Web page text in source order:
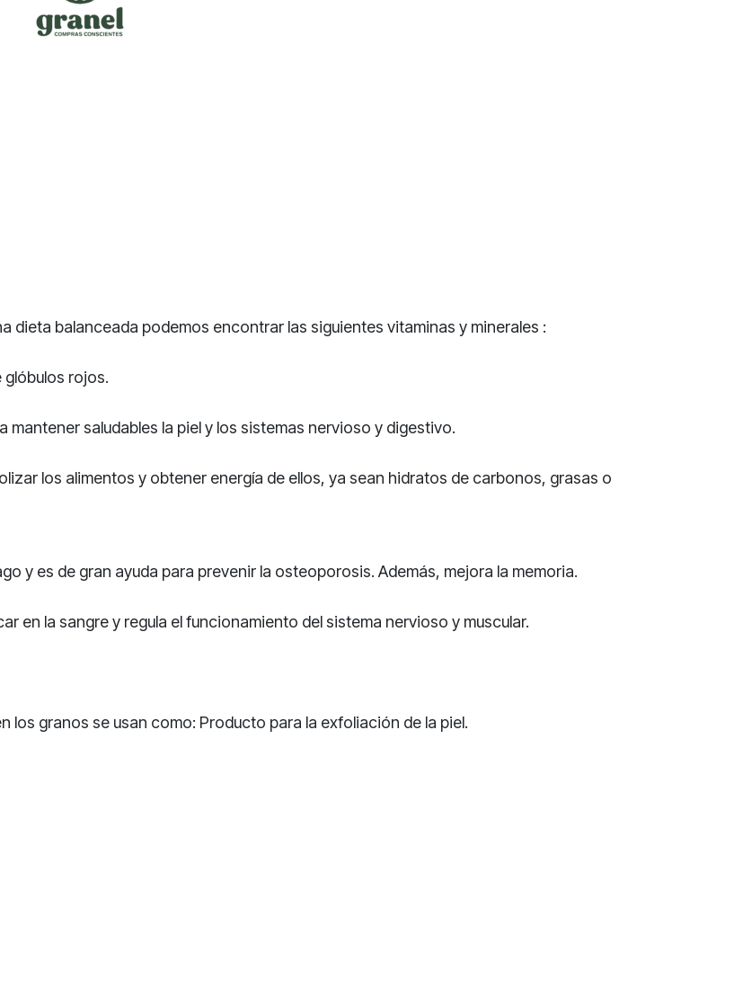
dieta balanceada podemos encontrar las siguientes vitaminas y minerales :
glóbulos rojos.
saludables la piel y los sistemas nervioso y digestivo.
los alimentos y obtener energía de ellos, ya sean hidratos de carbonos, grasas o
y es de gran ayuda para prevenir la osteoporosis. Además, mejora la memoria.
en la sangre y regula el funcionamiento del sistema nervioso y muscular.
los granos se usan como: Producto para la exfoliación de la piel.